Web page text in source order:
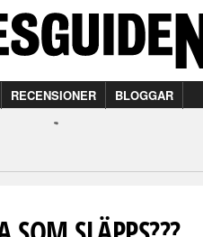
RECENSIONER BLOGGAR